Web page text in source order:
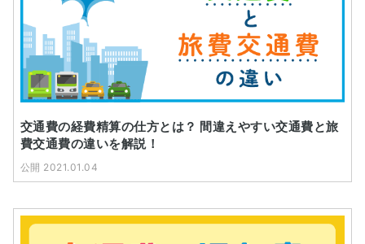
交通費の経費精算の仕方とは？ 間違えやすい交通費と旅
費交通費の違いを解説！
公開 2021.01.04